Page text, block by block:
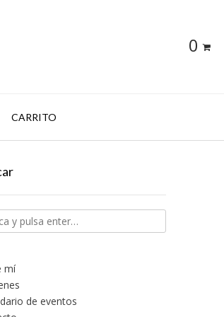
0
CARRITO
mí
de eventos